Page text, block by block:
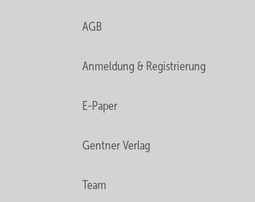
AGB
Anmeldung & Registrierung
E-Paper
Gentner Verlag
Team